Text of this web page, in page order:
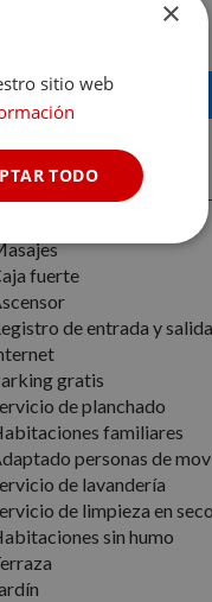
fuerte
de entrada y
gratis
de planchado
familiares
personas de
de lavandería
de limpieza en seco
sin humo
×
sitio web
TODO
Cookies no
clasificadas
de funcionalidad
usuario y la